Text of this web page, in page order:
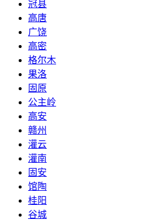
冠县
高唐
广饶
高密
格尔木
果洛
固原
公主岭
高安
赣州
灌云
灌南
固安
馆陶
桂阳
谷城